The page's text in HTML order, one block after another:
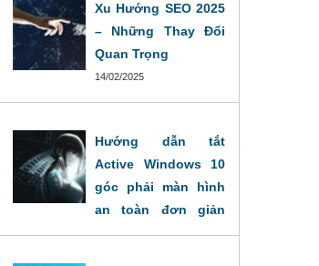
Xu Hướng SEO 2025
– Những Thay Đổi
Quan Trọng
14/02/2025
Hướng dẫn tắt
Active Windows 10
góc phải màn hình
an toàn đơn giản
nhất